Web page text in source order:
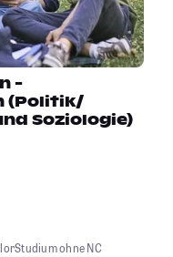
-
(Politik/
Soziologie)
Studium ohne NC